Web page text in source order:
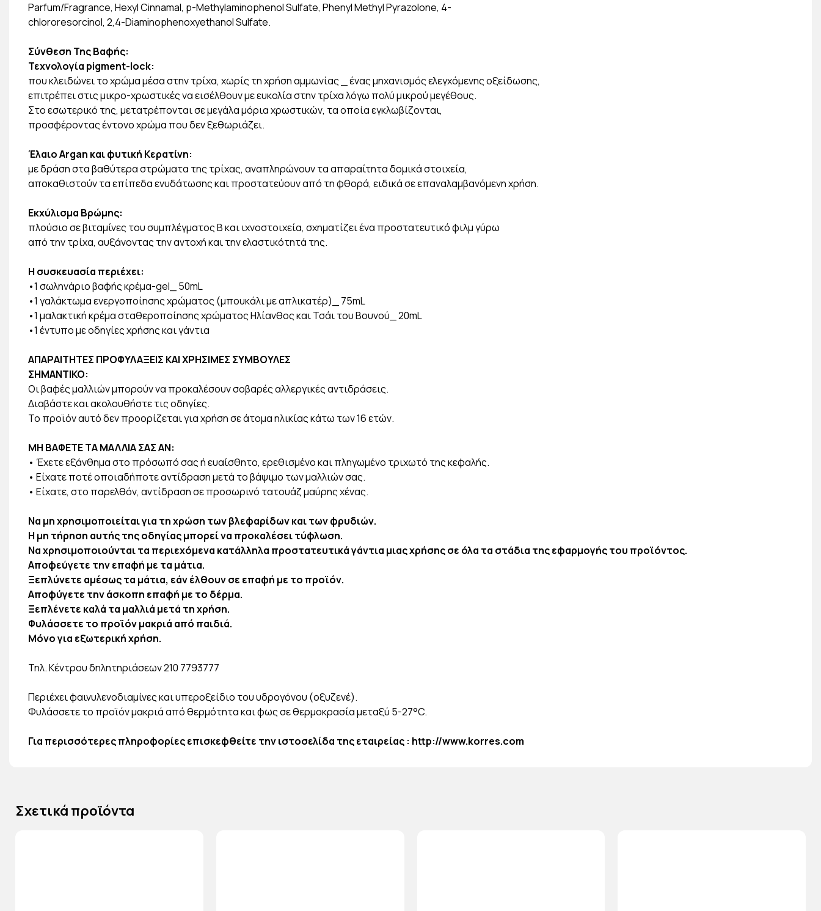
Parfum/Fragrance, Hexyl Cinnamal, p-Methylaminophenol Sulfate, Phenyl Methyl Pyrazolone, 4-
chlororesorcinol, 2,4-Diaminophenoxyethanol Sulfate.
Σύνθεση Της Βαφής:
Τεχνολογία pigment-lock:
που κλειδώνει το χρώμα μέσα στην τρίχα, χωρίς τη χρήση αμμωνίας _ ένας μηχανισμός ελεγχόμενης οξείδωσης,
επιτρέπει στις μικρο-χρωστικές να εισέλθουν με ευκολία στην τρίχα λόγω πολύ μικρού μεγέθους.
Στο εσωτερικό της, μετατρέπονται σε μεγάλα μόρια χρωστικών, τα οποία εγκλωβίζονται,
προσφέροντας έντονο χρώμα που δεν ξεθωριάζει.
Έλαιο Argan και φυτική Κερατίνη:
με δράση στα βαθύτερα στρώματα της τρίχας, αναπληρώνουν τα απαραίτητα δομικά στοιχεία,
αποκαθιστούν τα επίπεδα ενυδάτωσης και προστατεύουν από τη φθορά, ειδικά σε επαναλαμβανόμενη χρήση.
Εκχύλισμα Βρώμης:
πλούσιο σε βιταμίνες του συμπλέγματος Β και ιχνοστοιχεία, σχηματίζει ένα προστατευτικό φιλμ γύρω
από την τρίχα, αυξάνοντας την αντοχή και την ελαστικότητά της.
Η συσκευασία περιέχει:
•1 σωληνάριο βαφής κρέμα-gel_ 50mL
•1 γαλάκτωμα ενεργοποίησης χρώματος (μπουκάλι με απλικατέρ)_ 75mL
•1 μαλακτική κρέμα σταθεροποίησης χρώματος Ηλίανθος και Τσάι του Βουνού_ 20mL
•1 έντυπο με οδηγίες χρήσης και γάντια
ΑΠΑΡΑΙΤΗΤΕΣ ΠΡΟΦΥΛΑΞΕΙΣ ΚΑΙ ΧΡΗΣΙΜΕΣ ΣΥΜΒΟΥΛΕΣ
ΣΗΜΑΝΤΙΚΟ:
Οι βαφές μαλλιών μπορούν να προκαλέσουν σοβαρές αλλεργικές αντιδράσεις.
Διαβάστε και ακολουθήστε τις οδηγίες.
Το προϊόν αυτό δεν προορίζεται για χρήση σε άτομα ηλικίας κάτω των 16 ετών.
ΜΗ ΒΑΦΕΤΕ ΤΑ ΜΑΛΛΙΑ ΣΑΣ ΑΝ:
• Έχετε εξάνθημα στο πρόσωπό σας ή ευαίσθητο, ερεθισμένο και πληγωμένο τριχωτό της κεφαλής.
• Είχατε ποτέ οποιαδήποτε αντίδραση μετά το βάψιμο των μαλλιών σας.
• Είχατε, στο παρελθόν, αντίδραση σε προσωρινό τατουάζ μαύρης χένας.
Να μη χρησιμοποιείται για τη χρώση των βλεφαρίδων και των φρυδιών.
Η μη τήρηση αυτής της οδηγίας μπορεί να προκαλέσει τύφλωση.
Να χρησιμοποιούνται τα περιεχόμενα κατάλληλα προστατευτικά γάντια μιας χρήσης σε όλα τα στάδια της εφαρμογής του προϊόντος.
Αποφεύγετε την επαφή με τα μάτια.
Ξεπλύνετε αμέσως τα μάτια, εάν έλθουν σε επαφή με το προϊόν.
Αποφύγετε την άσκοπη επαφή με το δέρμα.
Ξεπλένετε καλά τα μαλλιά μετά τη χρήση.
Φυλάσσετε το προϊόν μακριά από παιδιά.
Μόνο για εξωτερική χρήση.
Τηλ. Κέντρου δηλητηριάσεων 210 7793777
Περιέχει φαινυλενοδιαμίνες και υπεροξείδιο του υδρογόνου (οξυζενέ).
Φυλάσσετε το προϊόν μακριά από θερμότητα και φως σε θερμοκρασία μεταξύ 5-27°C.
Για περισσότερες πληροφορίες επισκεφθείτε την ιστοσελίδα της εταιρείας : http://www.korres.com
Σχετικά προϊόντα